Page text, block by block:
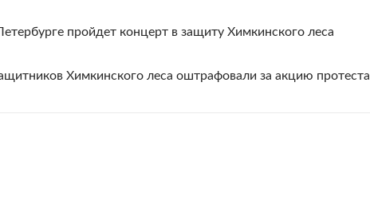
пройдет концерт в защиту Химкинского леса
Химкинского леса оштрафовали за акцию протеста